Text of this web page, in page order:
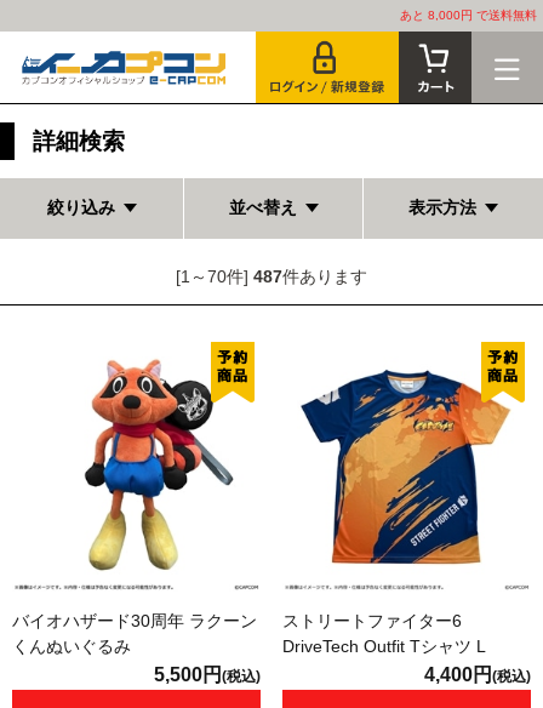
あと 8,000円 で送料無料
詳細検索
絞り込み 並べ替え 表示方法
[1～70件] 487件あります
バイオハザード30周年 ラクーン
くんぬいぐるみ
5,500円 (税込)
ストリートファイター6
DriveTech Outfit Tシャツ L
4,400円 (税込)